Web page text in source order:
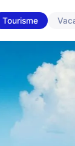
Tourisme